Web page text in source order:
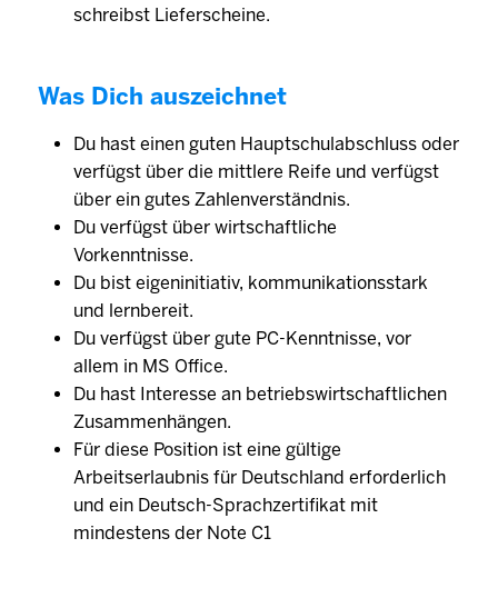
schreibst Lieferscheine.
Was Dich auszeichnet
Du hast einen guten Hauptschulabschluss oder
verfügst über die mittlere Reife und verfügst
über ein gutes Zahlenverständnis.
Du verfügst über wirtschaftliche
Vorkenntnisse.
Du bist eigeninitiativ, kommunikationsstark
und lernbereit.
Du verfügst über gute PC-Kenntnisse, vor
allem in MS Office.
Du hast Interesse an betriebswirtschaftlichen
Zusammenhängen.
Für diese Position ist eine gültige
Arbeitserlaubnis für Deutschland erforderlich
und ein Deutsch-Sprachzertifikat mit
mindestens der Note C1